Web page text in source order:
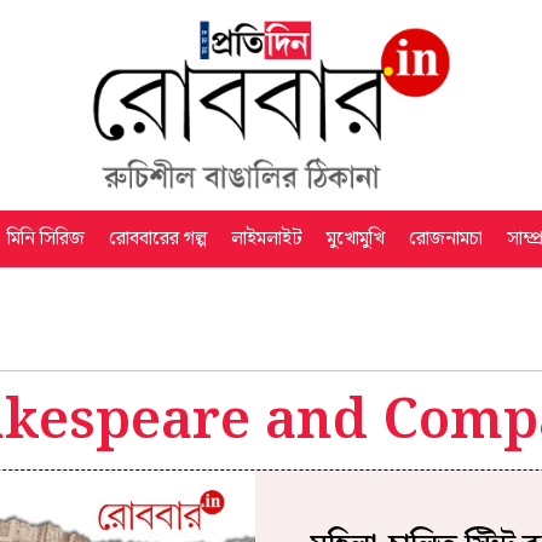
মিনি সিরিজ রোববারের গল্প লাইমলাইট মুখোমুখি রোজনামচা
and